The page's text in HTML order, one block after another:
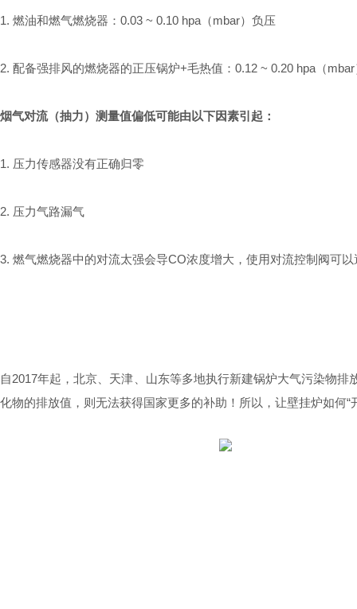
1. 燃油和燃气燃烧器：0.03 ~ 0.10 hpa（mbar）负压
2. 配备强排风的燃烧器的正压锅炉+毛热值：0.12 ~ 0.20 hpa（
烟气对流（抽力）测量值偏低可能由以下因素引起：
1. 压力传感器没有正确归零
2. 压力气路漏气
3. 燃气燃烧器中的对流太强会导CO浓度增大，使用对流控制阀可以
自2017年起，北京、天津、山东等多地执行新建锅炉大气污染物
化物的排放值，则无法获得国家更多的补助！所以，让壁挂炉如何